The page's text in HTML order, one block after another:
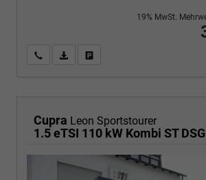
19% MwSt.
Wir rufen Sie anPDF-Fahrzeugexposé drucken
Cupra Leon Sportstourer